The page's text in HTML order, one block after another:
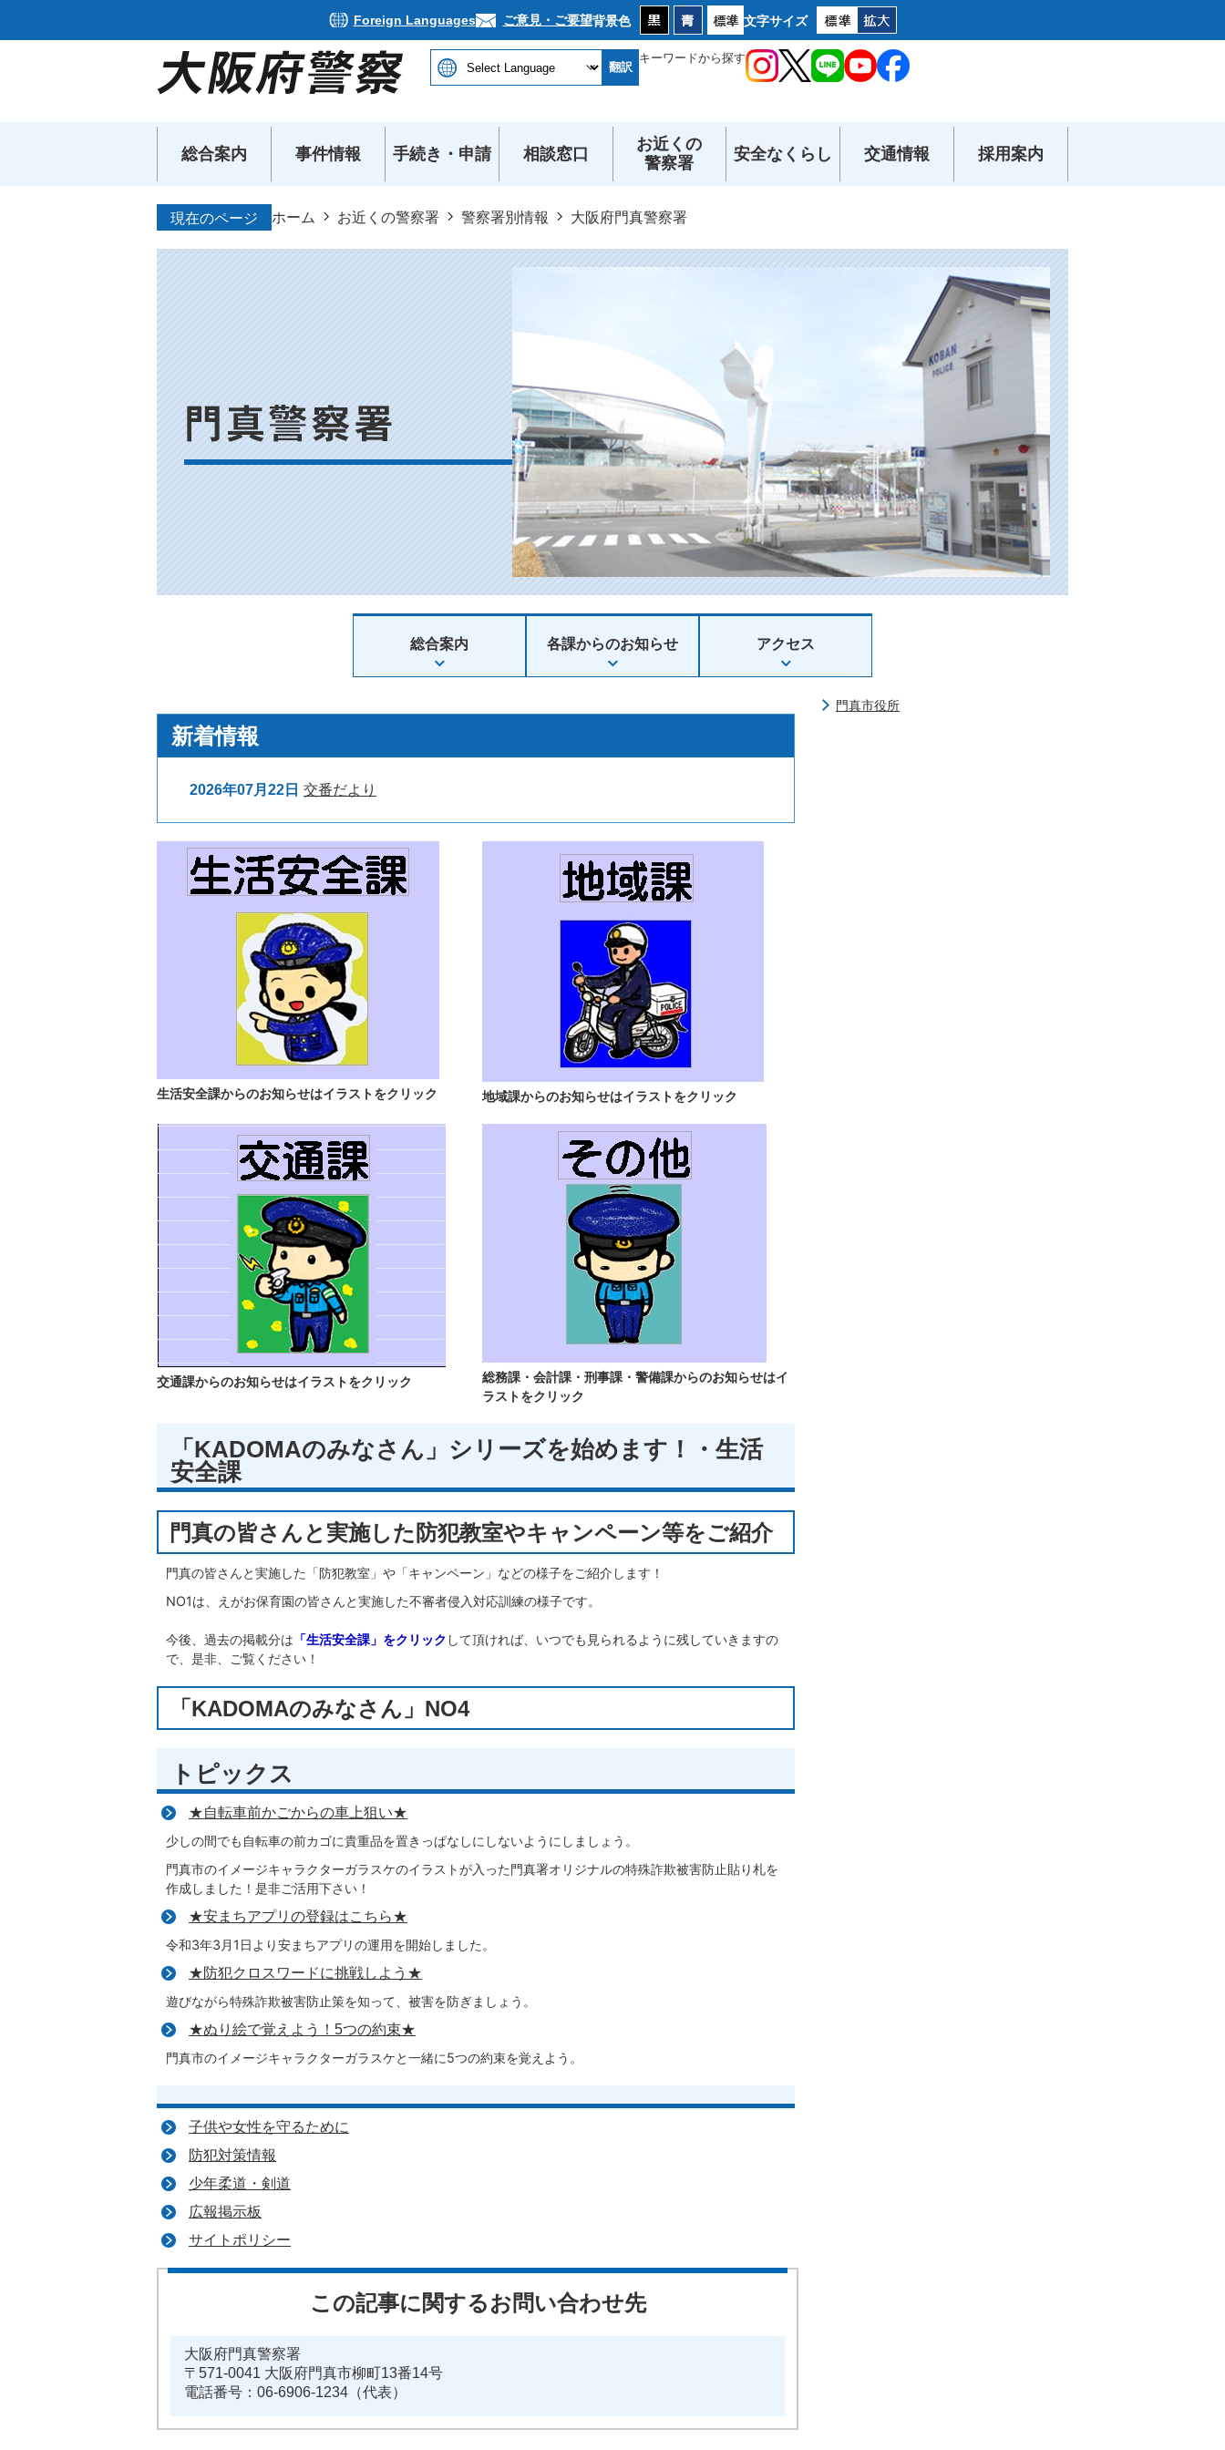
Foreign Languages ご意見・ご要望背景色 文字サイズ
翻訳
キーワードから探す
総合案内 事件情報 手続き・申請 相談窓口
お近くの
警察署
安全なくらし 交通情報 採用案内
現在のページ ホーム お近くの警察署 警察署別情報 大阪府門真警察署
大
阪
府
門
真
警
察
署
総合案内 各課からのお知らせ アクセス
新着情報
2026年07月22日 交番だより
生活安全課からのお知らせはイラストをクリック 地域課からのお知らせはイラストをクリック
交通課からのお知らせはイラストをクリック
総務課・会計課・刑事課・警備課からのお知らせはイ
ラストをクリック
「KADOMAのみなさん」シリーズを始めます！・生活
安全課
門真の皆さんと実施した防犯教室やキャンペーン等をご紹介
門真の皆さんと実施した「防犯教室」や「キャンペーン」などの様子をご紹介します！
NO1は、えがお保育園の皆さんと実施した不審者侵入対応訓練の様子です。
今後、過去の掲載分は 「生活安全課」をクリック して頂ければ、いつでも見られるように残していきますの
で、是非、ご覧ください！
「KADOMAのみなさん」NO4
トピックス
★自転車前かごからの車上狙い★
少しの間でも自転車の前カゴに貴重品を置きっぱなしにしないようにしましょう。
門真市のイメージキャラクターガラスケのイラストが入った門真署オリジナルの特殊詐欺被害防止貼り札を
作成しました！是非ご活用下さい！
★安まちアプリの登録はこちら★
令和3年3月1日より安まちアプリの運用を開始しました。
★防犯クロスワードに挑戦しよう★
遊びながら特殊詐欺被害防止策を知って、被害を防ぎましょう。
★ぬり絵で覚えよう！5つの約束★
門真市のイメージキャラクターガラスケと一緒に5つの約束を覚えよう。
子供や女性を守るために
防犯対策情報
少年柔道・剣道
広報掲示板
サイトポリシー
この記事に関するお問い合わせ先
大阪府門真警察署
〒571-0041 大阪府門真市柳町13番14号
電話番号：06-6906-1234（代表）
門真市役所